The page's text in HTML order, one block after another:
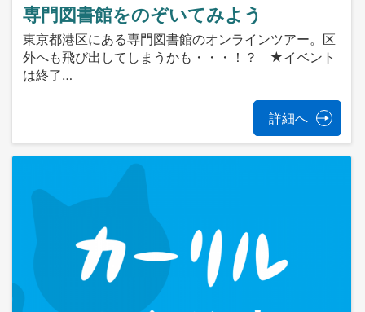
専門図書館をのぞいてみよう
東京都港区にある専門図書館のオンラインツアー。区
外へも飛び出してしまうかも・・・！？ ★イベント
は終了…
詳細へ